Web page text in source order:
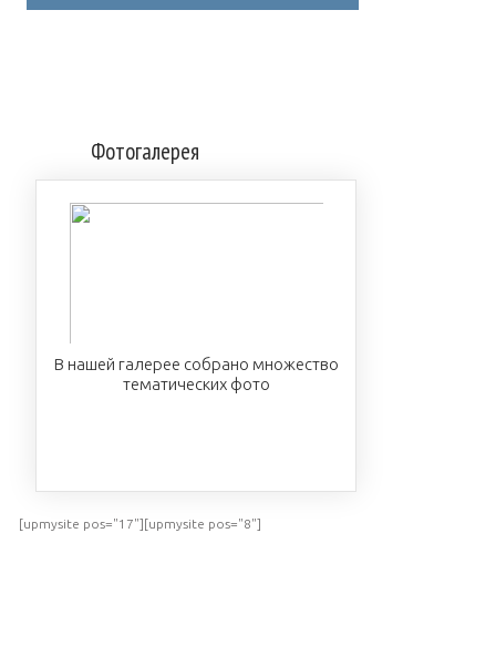
Фотогалерея
В нашей галерее собрано множество
тематических фото
[upmysite pos="17"][upmysite pos="8"]